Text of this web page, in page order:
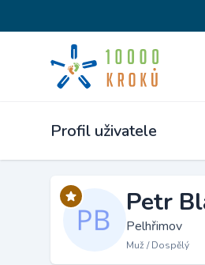
Profil uživatele
Petr
Pelhřimov
Muž / Dospělý